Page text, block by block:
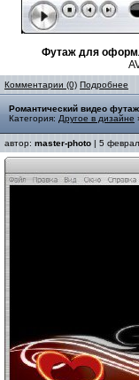
Футаж для
Комментарии (0) Подробнее
Романтический видео
Категория: Другое в дизайне
автор: master-photo | 5